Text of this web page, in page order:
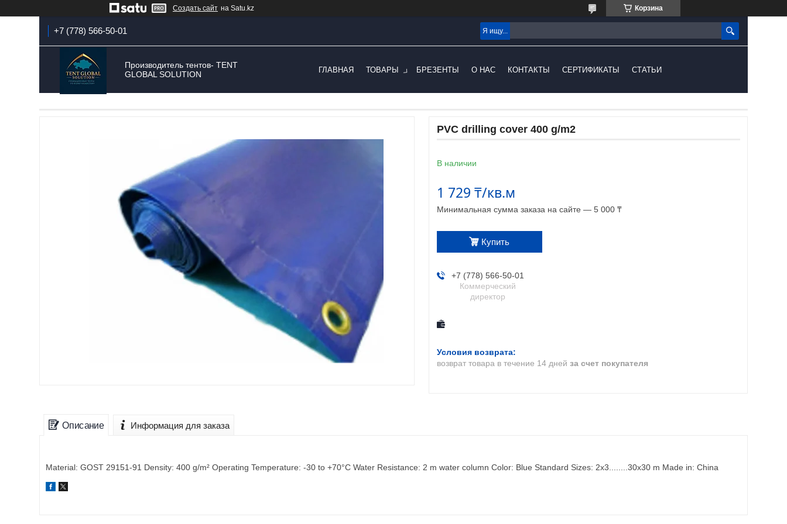
Создать сайт на Satu.kz Корзина
+7 (778) 566-50-01
Производитель тентов- TENT
GLOBAL SOLUTION
ГЛАВНАЯ ТОВАРЫ БРЕЗЕНТЫ О НАС КОНТАКТЫ СЕРТИФИКАТЫ СТАТЬИ
PVC drilling cover 400 g/m2
В наличии
1 729 ₸/кв.м
Минимальная сумма заказа на сайте — 5 000 ₸
Купить
+7 (778) 566-50-01
Коммерческий
директор
возврат товара в течение 14 дней за счет покупателя
Описание Информация для заказа
Material: GOST 29151-91 Density: 400 g/m² Operating Temperature: -30 to +70°C Water Resistance: 2 m water column Color: Blue Standard Sizes: 2x3........30x30 m Made in: China